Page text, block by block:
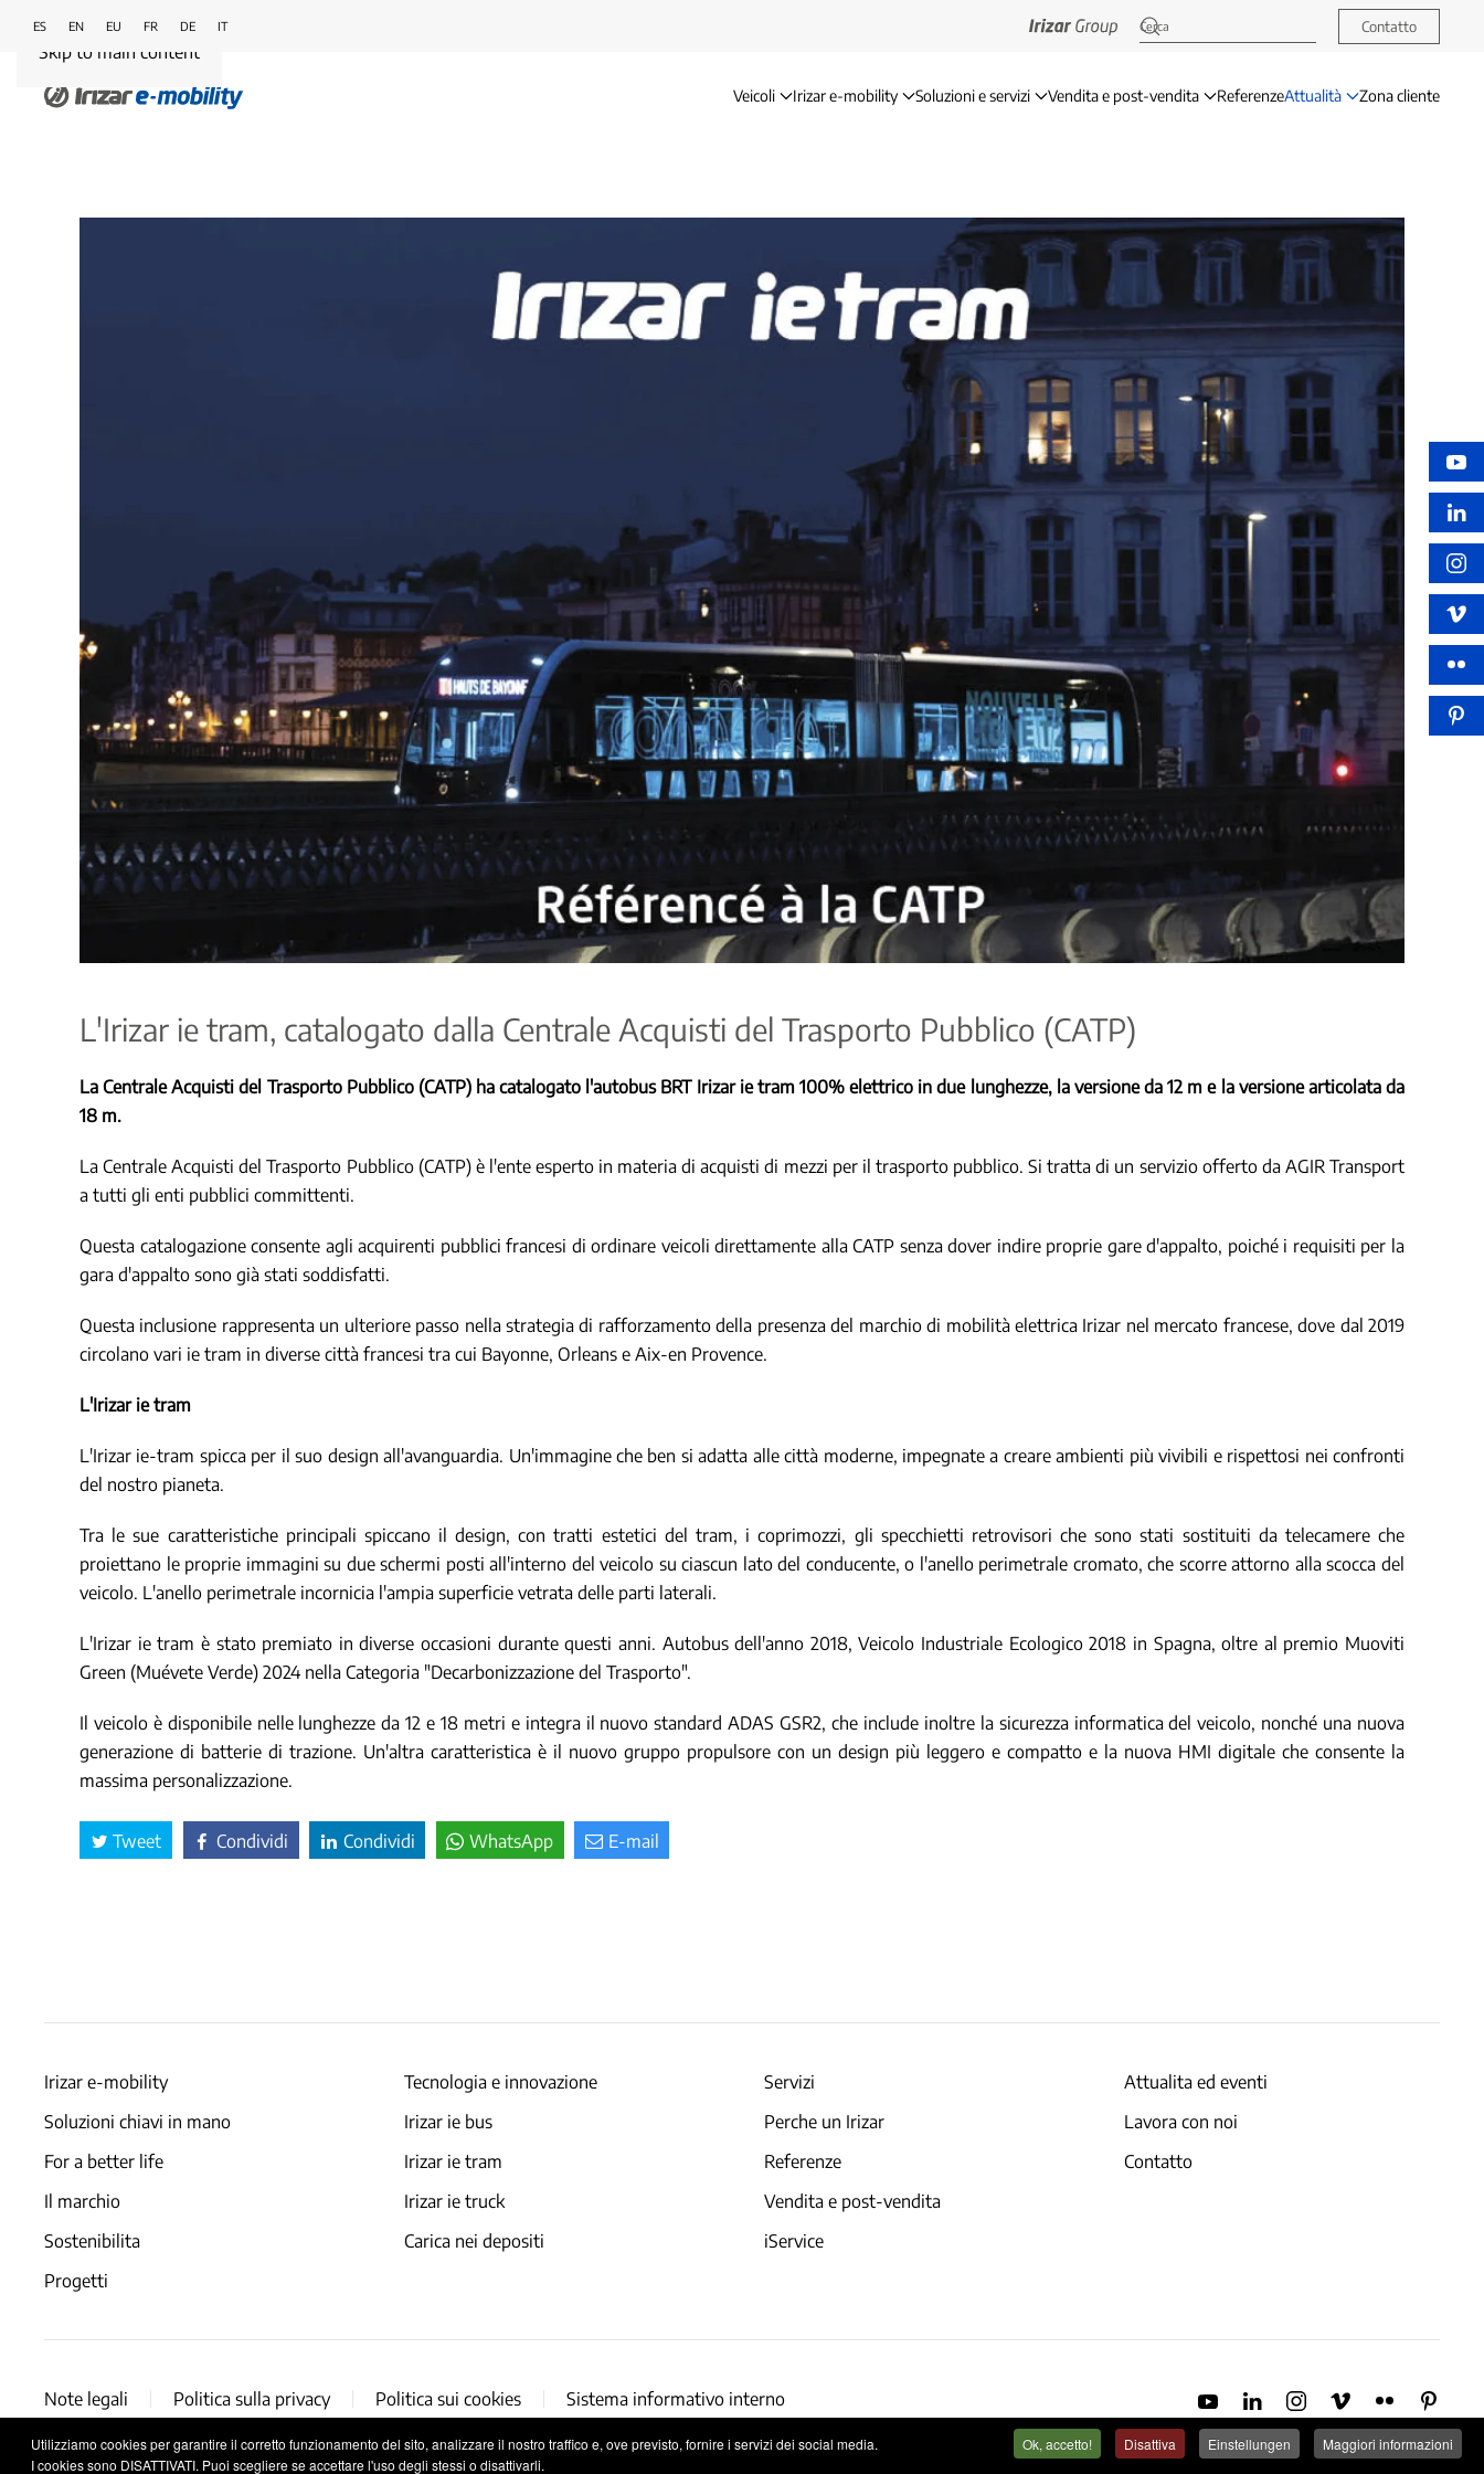
Utilizziamo cookies per garantire il corretto funzionamento del sito, analizzare il nostro traffico e, ove previsto, fornire i servizi dei social media.
I cookies sono DISATTIVATI. Puoi scegliere se accettare l'uso degli stessi o disattivarli.
Ok, accetto! Disattiva Einstellungen Maggiori informazioni
Skip to main content
ES EN EU FR DE IT Contatto
Veicoli Irizar e-mobility Soluzioni e servizi Vendita e post-vendita ReferenzeAttualità Zona cliente
L'Irizar ie tram, catalogato dalla Centrale Acquisti del Trasporto Pubblico (CATP)
La Centrale Acquisti del Trasporto Pubblico (CATP) ha catalogato l'autobus BRT Irizar ie tram 100% elettrico in due lunghezze, la versione da 12 m e la versione articolata da
18 m.
La Centrale Acquisti del Trasporto Pubblico (CATP) è l'ente esperto in materia di acquisti di mezzi per il trasporto pubblico. Si tratta di un servizio offerto da AGIR Transport
a tutti gli enti pubblici committenti.
Questa catalogazione consente agli acquirenti pubblici francesi di ordinare veicoli direttamente alla CATP senza dover indire proprie gare d'appalto, poiché i requisiti per la
gara d'appalto sono già stati soddisfatti.
Questa inclusione rappresenta un ulteriore passo nella strategia di rafforzamento della presenza del marchio di mobilità elettrica Irizar nel mercato francese, dove dal 2019
circolano vari ie tram in diverse città francesi tra cui Bayonne, Orleans e Aix-en Provence.
L'Irizar ie tram
L'Irizar ie-tram spicca per il suo design all'avanguardia. Un'immagine che ben si adatta alle città moderne, impegnate a creare ambienti più vivibili e rispettosi nei confronti
del nostro pianeta.
Tra le sue caratteristiche principali spiccano il design, con tratti estetici del tram, i coprimozzi, gli specchietti retrovisori che sono stati sostituiti da telecamere che
proiettano le proprie immagini su due schermi posti all'interno del veicolo su ciascun lato del conducente, o l'anello perimetrale cromato, che scorre attorno alla scocca del
veicolo. L'anello perimetrale incornicia l'ampia superficie vetrata delle parti laterali.
L'Irizar ie tram è stato premiato in diverse occasioni durante questi anni. Autobus dell'anno 2018, Veicolo Industriale Ecologico 2018 in Spagna, oltre al premio Muoviti
Green (Muévete Verde) 2024 nella Categoria "Decarbonizzazione del Trasporto".
Il veicolo è disponibile nelle lunghezze da 12 e 18 metri e integra il nuovo standard ADAS GSR2, che include inoltre la sicurezza informatica del veicolo, nonché una nuova
generazione di batterie di trazione. Un'altra caratteristica è il nuovo gruppo propulsore con un design più leggero e compatto e la nuova HMI digitale che consente la
massima personalizzazione.
Tweet Condividi Condividi WhatsApp E-mail
Irizar e-mobility
Soluzioni chiavi in mano
For a better life
Il marchio
Sostenibilita
Progetti
Tecnologia e innovazione
Irizar ie bus
Irizar ie tram
Irizar ie truck
Carica nei depositi
Servizi
Perche un Irizar
Referenze
Vendita e post-vendita
iService
Attualita ed eventi
Lavora con noi
Contatto
Note legali Politica sulla privacy Politica sui cookies Sistema informativo interno